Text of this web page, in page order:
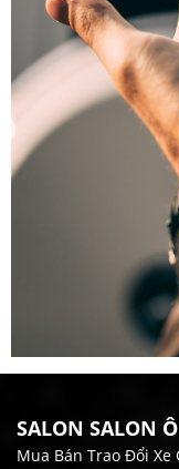
SALON SALON
Mua Bán Trao Đổi Xe